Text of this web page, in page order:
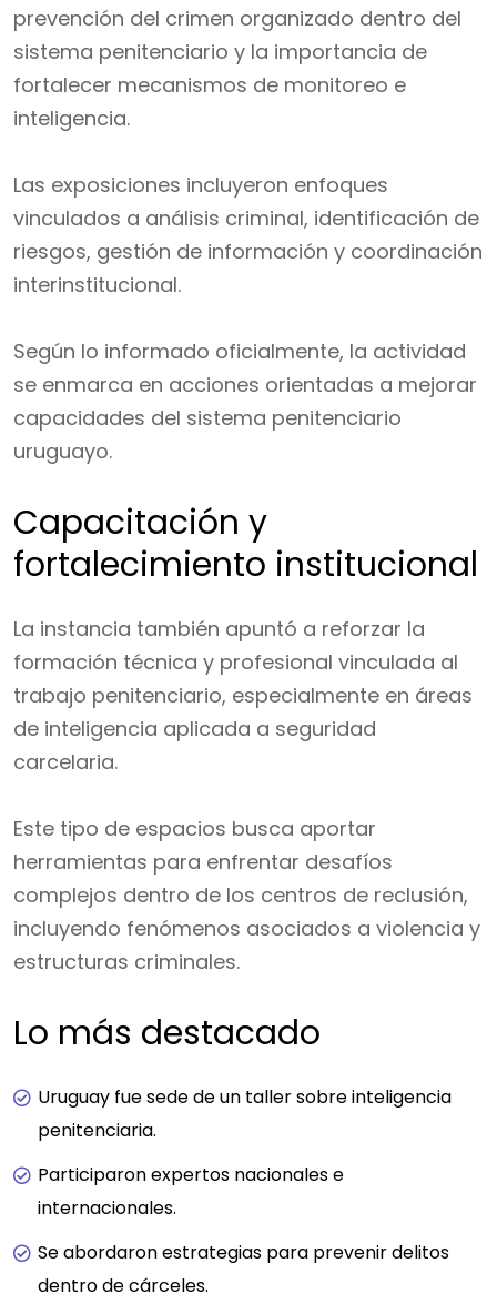
prevención del crimen organizado dentro del
sistema penitenciario y la importancia de
fortalecer mecanismos de monitoreo e
inteligencia.
Las exposiciones incluyeron enfoques
vinculados a análisis criminal, identificación de
riesgos, gestión de información y coordinación
interinstitucional.
Según lo informado oficialmente, la actividad
se enmarca en acciones orientadas a mejorar
capacidades del sistema penitenciario
uruguayo.
Capacitación y
fortalecimiento institucional
La instancia también apuntó a reforzar la
formación técnica y profesional vinculada al
trabajo penitenciario, especialmente en áreas
de inteligencia aplicada a seguridad
carcelaria.
Este tipo de espacios busca aportar
herramientas para enfrentar desafíos
complejos dentro de los centros de reclusión,
incluyendo fenómenos asociados a violencia y
estructuras criminales.
Lo más destacado
Uruguay fue sede de un taller sobre inteligencia
penitenciaria.
Participaron expertos nacionales e
internacionales.
Se abordaron estrategias para prevenir delitos
dentro de cárceles.